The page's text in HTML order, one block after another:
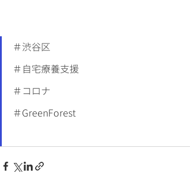
＃渋谷区
＃自宅療養支援
＃コロナ
＃GreenForest